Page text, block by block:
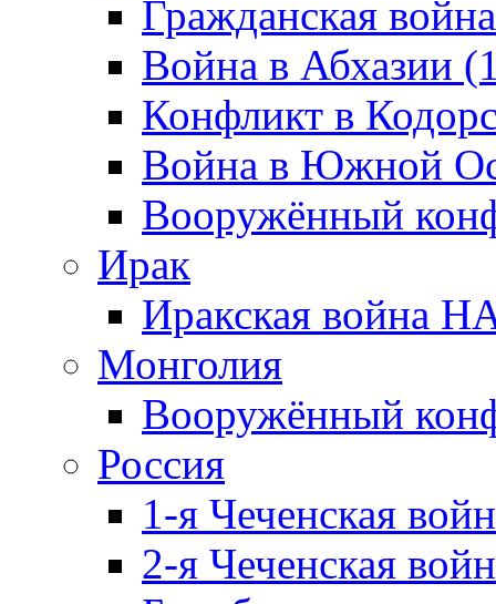
Гражданская
Война в Абхазии
Конфликт в
Война в Южной
Вооружённый
Ирак
Иракская война
Монголия
Вооружённый
Россия
1-я Чеченская
2-я Чеченская